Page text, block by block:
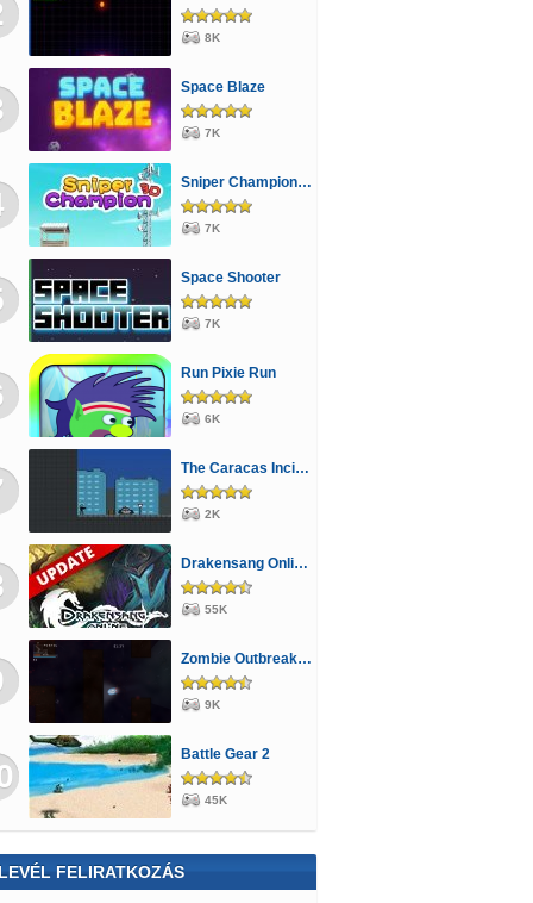
Sütős Mahjong Lövöldözős
Cápás Repülős
Parkolós Spongyabob Poker
Pingvines Traktoros
Network Jégvarázs Legjobb
Birds Ben 10 Csigás Buszos
Lovas Berendezős
Ügyességi Gyerekeknek Vonatos
Sportos LEGO®
Stratégiai
8K
Space Blaze
7K
Sniper Champion 3D
7K
Space Shooter
7K
Run Pixie Run
6K
The Caracas Incident
2K
Drakensang Online - A Halhatatlanok árnya
55K
Zombie Outbreak Arena
9K
Battle Gear 2
45K
FELIRATKOZÁS